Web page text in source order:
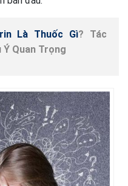
Là Thuốc Gì? Tác
Ý Quan Trọng